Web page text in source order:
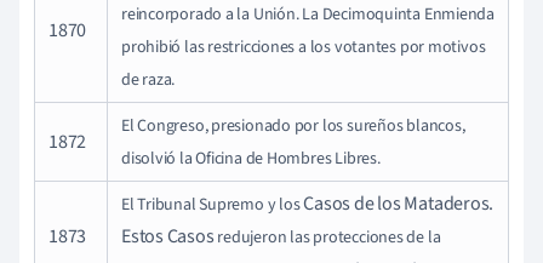
1870
reincorporado a la Unión.La Decimoquinta Enmienda
prohibió las restricciones a los votantes por motivos
de raza.
1872
El Congreso, presionado por los sureños blancos,
disolvió la Oficina de Hombres Libres.
1873
El Tribunal Supremo y losCasos de los Mataderos.
Estos Casos redujeron las protecciones de la